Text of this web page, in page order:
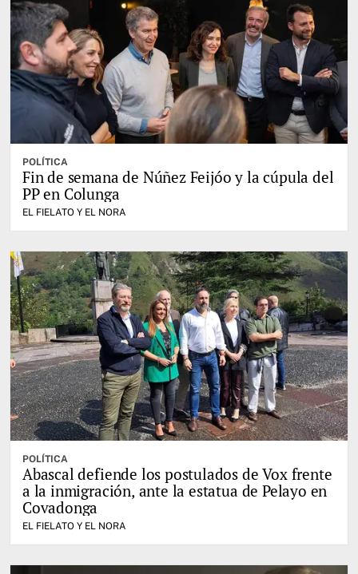
POLÍTICA
Fin de semana de Núñez Feijóo y la cúpula del
PP en Colunga
EL FIELATO Y EL NORA
POLÍTICA
Abascal defiende los postulados de Vox frente
a la inmigración, ante la estatua de Pelayo en
Covadonga
EL FIELATO Y EL NORA